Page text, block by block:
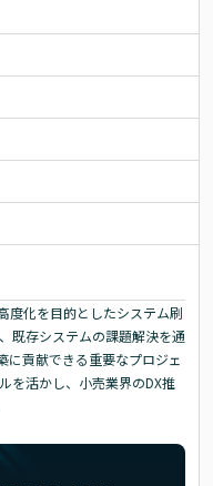
度化を目的としたシステム刷
既存システムの課題解決を通
に貢献できる重要なプロジェ
を活かし、小売業界のDX推